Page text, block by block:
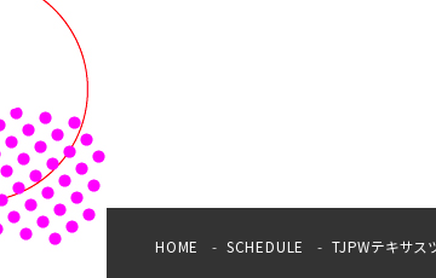
HOME SCHEDULE TJPWテキサス